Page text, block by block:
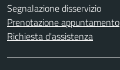
Segnalazione disservizio
Prenotazione appuntamento
Richiesta d'assistenza